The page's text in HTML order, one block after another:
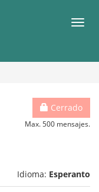
Cerrado
Max. 500 mensajes.
Idioma: Esperanto